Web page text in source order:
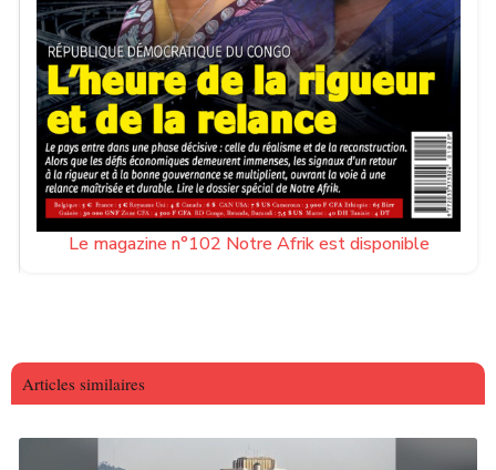
Le magazine n°102 Notre Afrik est disponible
Articles similaires